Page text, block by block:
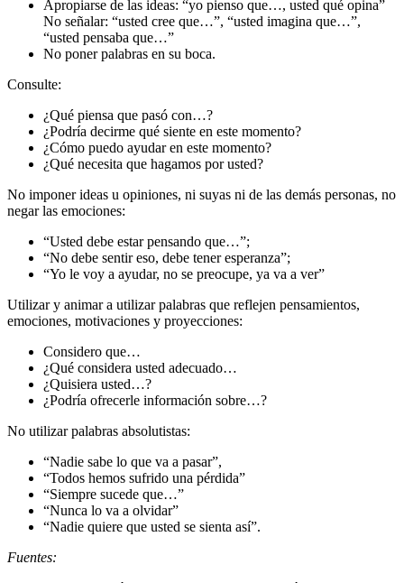
Apropiarse de las ideas: “yo pienso que…, usted qué opina”
No señalar: “usted cree que…”, “usted imagina que…”,
“usted pensaba que…”
No poner palabras en su boca.
Consulte:
¿Qué piensa que pasó con…?
¿Podría decirme qué siente en este momento?
¿Cómo puedo ayudar en este momento?
¿Qué necesita que hagamos por usted?
No imponer ideas u opiniones, ni suyas ni de las demás personas, no
negar las emociones:
“Usted debe estar pensando que…”;
“No debe sentir eso, debe tener esperanza”;
“Yo le voy a ayudar, no se preocupe, ya va a ver”
Utilizar y animar a utilizar palabras que reflejen pensamientos,
emociones, motivaciones y proyecciones:
Considero que…
¿Qué considera usted adecuado…
¿Quisiera usted…?
¿Podría ofrecerle información sobre…?
No utilizar palabras absolutistas:
“Nadie sabe lo que va a pasar”,
“Todos hemos sufrido una pérdida”
“Siempre sucede que…”
“Nunca lo va a olvidar”
“Nadie quiere que usted se sienta así”.
Fuentes: